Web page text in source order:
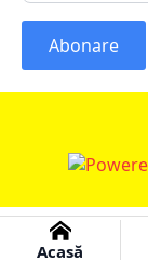
Acasă
Abonare